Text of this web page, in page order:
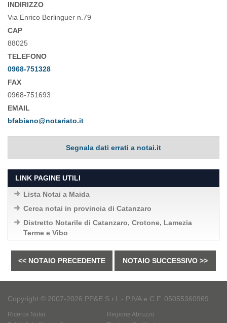
INDIRIZZO
Via Enrico Berlinguer n.79
CAP
88025
TELEFONO
0968-751328
FAX
0968-751693
EMAIL
bfabiano@notariato.it
Segnala dati errati a notai.it
LINK PAGINE UTILI
Lista Notai a Maida
Cerca notai in provincia di Catanzaro
Distretto Notarile di Catanzaro, Crotone, Lamezia
Terme e Vibo
<< NOTAIO PRECEDENTE NOTAIO SUCCESSIVO >>
Copyright © 2007-2026 PP&E S.r.l. - P.IVA e C.F. 05055360969
Ricerca Notai
Regione Abruzzo